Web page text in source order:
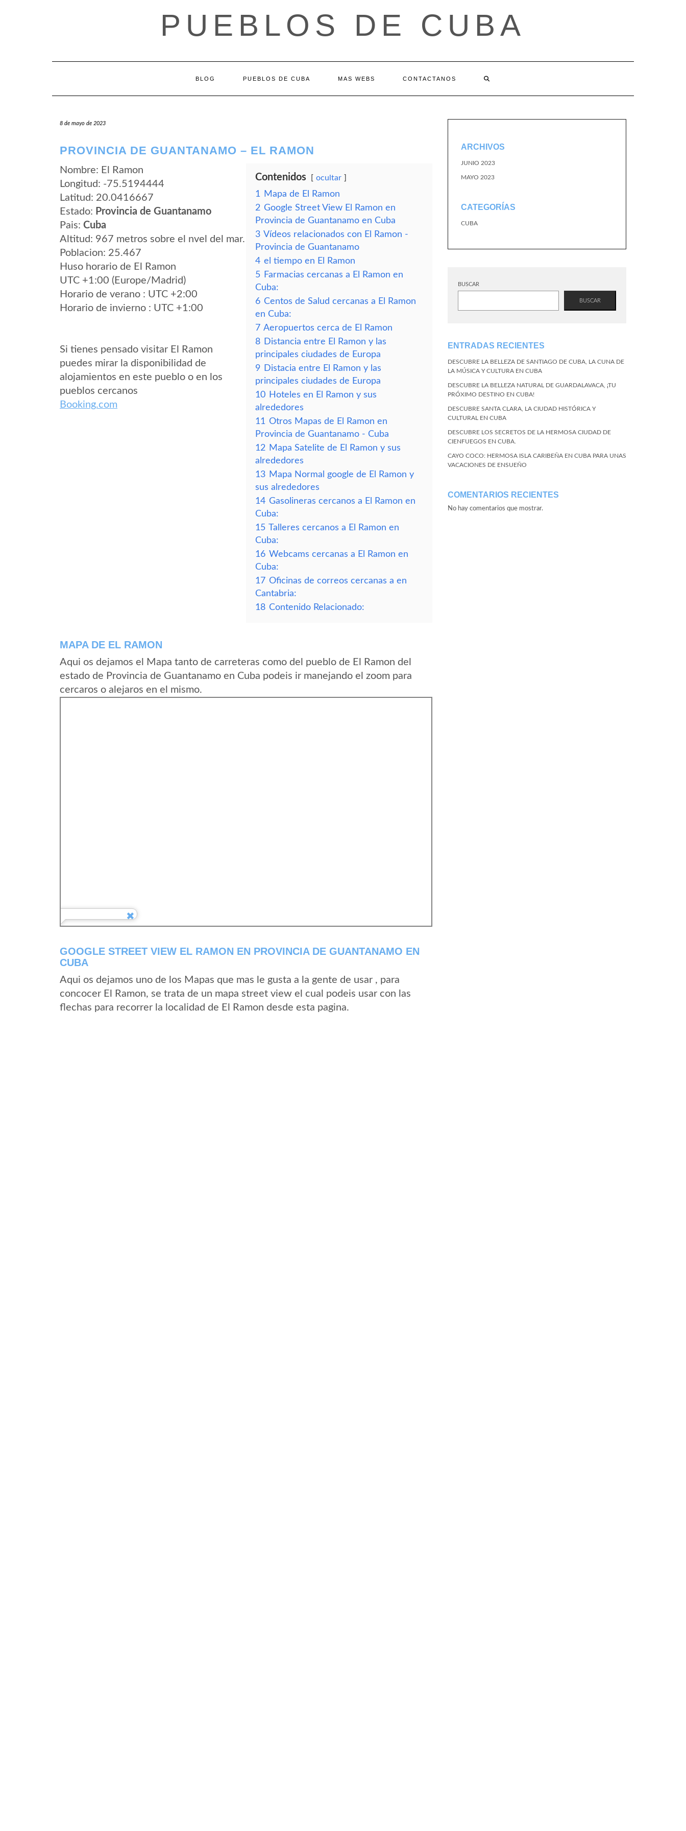
PUEBLOS DE CUBA
BLOG PUEBLOS DE CUBA MAS WEBS CONTACTANOS
8 de mayo de 2023
PROVINCIA DE GUANTANAMO – EL RAMON
Nombre: El Ramon
Longitud: -75.5194444
Latitud: 20.0416667
Estado: Provincia de Guantanamo
Pais: Cuba
Altitud: 967 metros sobre el nvel del mar.
Poblacion: 25.467
Huso horario de El Ramon
UTC +1:00 (Europe/Madrid)
Horario de verano : UTC +2:00
Horario de invierno : UTC +1:00
Si tienes pensado visitar El Ramon
puedes mirar la disponibilidad de
alojamientos en este pueblo o en los
pueblos cercanos
Booking.com
Contenidos ocultar
1
Mapa de El Ramon
2 Google Street View El Ramon en
Provincia de Guantanamo en Cuba
3 Vídeos relacionados con El Ramon -
Provincia de Guantanamo
4 el tiempo en El Ramon
5 Farmacias cercanas a El Ramon en
Cuba:
6 Centos de Salud cercanas a El Ramon
en Cuba:
7 Aeropuertos cerca de El Ramon
8 Distancia entre El Ramon y las
principales ciudades de Europa
9 Distacia entre El Ramon y las
principales ciudades de Europa
10 Hoteles en El Ramon y sus
alrededores
11 Otros Mapas de El Ramon en
Provincia de Guantanamo - Cuba
12 Mapa Satelite de El Ramon y sus
alrededores
13 Mapa Normal google de El Ramon y
sus alrededores
14 Gasolineras cercanos a El Ramon en
Cuba:
15 Talleres cercanos a El Ramon en
Cuba:
16 Webcams cercanas a El Ramon en
Cuba:
17 Oficinas de correos cercanas a en
Cantabria:
18 Contenido Relacionado:
MAPA DE EL RAMON
Aqui os dejamos el Mapa tanto de carreteras como del pueblo de El Ramon del
estado de Provincia de Guantanamo en Cuba podeis ir manejando el zoom para
cercaros o alejaros en el mismo.
GOOGLE STREET VIEW EL RAMON EN PROVINCIA DE GUANTANAMO EN
CUBA
Aqui os dejamos uno de los Mapas que mas le gusta a la gente de usar , para
concocer El Ramon, se trata de un mapa street view el cual podeis usar con las
flechas para recorrer la localidad de El Ramon desde esta pagina.
ARCHIVOS
JUNIO 2023
MAYO 2023
CATEGORÍAS
CUBA
BUSCAR
BUSCAR
ENTRADAS RECIENTES
DESCUBRE LA BELLEZA DE SANTIAGO DE CUBA, LA CUNA DE
LA MÚSICA Y CULTURA EN CUBA
DESCUBRE LA BELLEZA NATURAL DE GUARDALAVACA, ¡TU
PRÓXIMO DESTINO EN CUBA!
DESCUBRE SANTA CLARA, LA CIUDAD HISTÓRICA Y
CULTURAL EN CUBA
DESCUBRE LOS SECRETOS DE LA HERMOSA CIUDAD DE
CIENFUEGOS EN CUBA.
CAYO COCO: HERMOSA ISLA CARIBEÑA EN CUBA PARA UNAS
VACACIONES DE ENSUEÑO
COMENTARIOS RECIENTES
No hay comentarios que mostrar.